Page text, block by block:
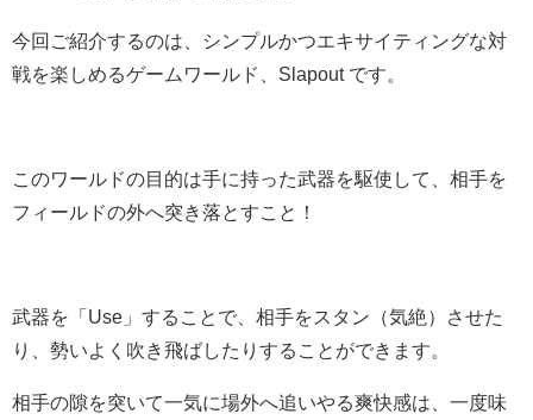
今回ご紹介するのは、シンプルかつエキサイティングな対
戦を楽しめるゲームワールド、Slapout です。
このワールドの目的は手に持った武器を駆使して、相手を
フィールドの外へ突き落とすこと！
武器を「Use」することで、相手をスタン（気絶）させた
り、勢いよく吹き飛ばしたりすることができます。
相手の隙を突いて一気に場外へ追いやる爽快感は、一度味